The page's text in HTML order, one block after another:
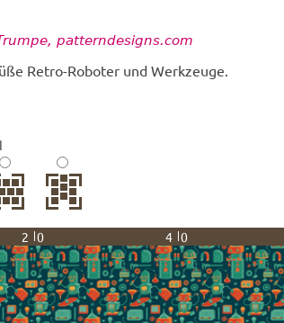
patterndesigns.com
Retro-Roboter und Werkzeuge.
20 40